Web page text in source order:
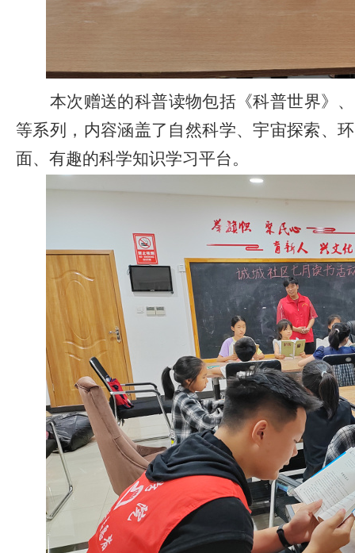
本次赠送的科普读物包括《科普世界》
等系列，内容涵盖了自然科学、宇宙探索、
面、有趣的科学知识学习平台。